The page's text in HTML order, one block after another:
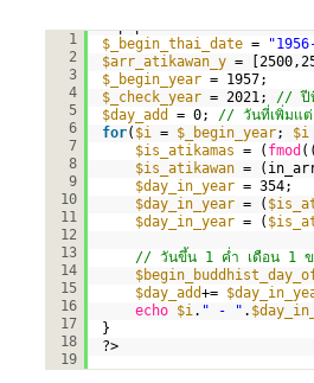
1
2
3
4
5
6
7
8
9
10
11
12
13
14
15
16
17
18
19
<?php
$_begin_thai_date =
$arr_atikawan_y =
$_begin_year = 1957;
$_check_year = 2021; // ปี
$day_add
= 0; // วันที่เพิ่มแต่
for( $i = $_begin_year; $i
$is_atikamas = ( fmod
$is_atikawan =
$day_in_year = 354;
$day_in_year = (
$day_in_year = (
// วันขึ้น 1 ค่ำ เดือน 1 ข
$day_add+=
echo $i. " - " .
}
?>